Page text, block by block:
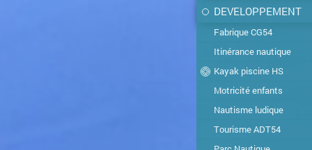
DEVELOPPEMENT
Fabrique CG54
Itinérance nautique
Kayak piscine HS
Motricité enfants
Nautisme ludique
Tourisme ADT54